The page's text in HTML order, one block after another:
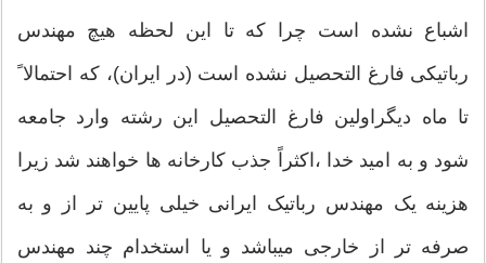
اشباع نشده است چرا که تا این لحظه هیچ مهندس
رباتیکی فارغ التحصیل نشده است (در ایران)، که احتمالا ً
تا ماه دیگراولین فارغ التحصیل این رشته وارد جامعه
شود و به امید خدا ،اکثراً جذب کارخانه ها خواهند شد زیرا
هزینه یک مهندس رباتیک ایرانی خیلی پایین تر از و به
صرفه تر از خارجی میباشد و یا استخدام چند مهندس